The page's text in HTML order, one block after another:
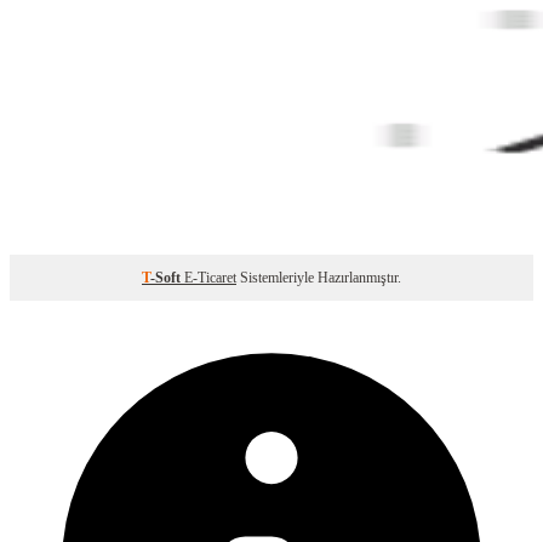
T-Soft E-Ticaret Sistemleriyle Hazırlanmıştır.